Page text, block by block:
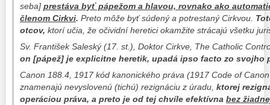
seba] prestáva byť pápežom a hlavou, rovnako ako
členom Cirkvi. Preto môže byť súdený a potrestaný Cirkvou.
otcov, ktorí učia, že očividní heretici okamžite strácajú všetku
Sv. František Saleský (17. st.), Doktor Cirkve, The Catholic
on [pápež] je explicitne heretik, upadá ipso facto zo svojho
Canon 188.4, 1917 kód kanonického práva (1917 Code of
znamenajú nevyslovenú (tichú) rezignáciu z úradu, ktorej
operáciou práva, a preto je od tej chvíle efektívna bez